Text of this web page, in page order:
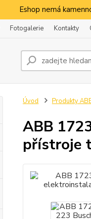
Eshop nemá
Fotogalerie Kontakty
Úvod Produkty
ABB
přístroje